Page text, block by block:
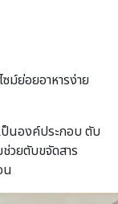
ม์ย่อยอาหารง่าย
ป็นองค์ประกอบ ตับ
วยตับขจัดสาร
น